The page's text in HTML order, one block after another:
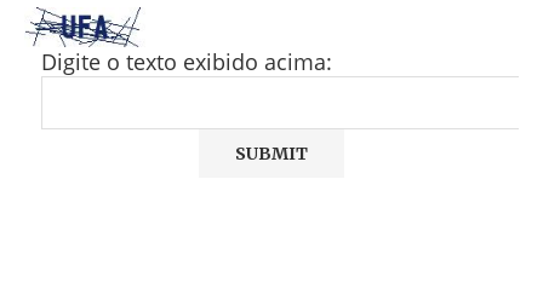
Digite o texto exibido acima: